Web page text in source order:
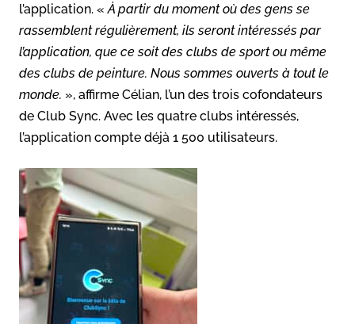
l’application. «À partir du moment où des gens se
rassemblent régulièrement, ils seront intéressés par
l’application, que ce soit des clubs de sport ou même
des clubs de peinture. Nous sommes ouverts à tout le
monde. », affirme Célian, l’un des trois cofondateurs
de Club Sync. Avec les quatre clubs intéressés,
l’application compte déjà 1 500 utilisateurs.